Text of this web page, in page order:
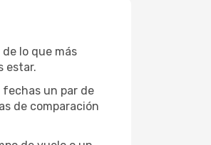
lo que más
estar.
un par de
de comparación